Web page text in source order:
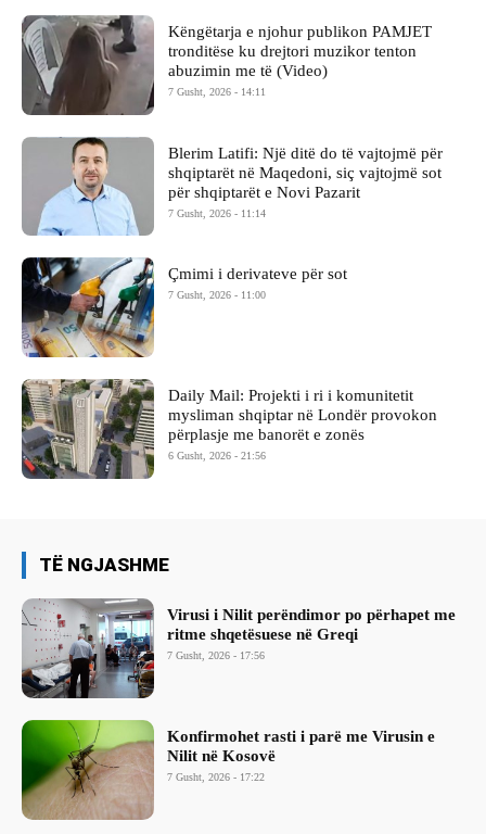
Këngëtarja e njohur publikon PAMJET
tronditëse ku drejtori muzikor tenton
abuzimin me të (Video)
7 Gusht, 2026 - 14:11
Blerim Latifi: Një ditë do të vajtojmë për
shqiptarët në Maqedoni, siç vajtojmë sot
për shqiptarët e Novi Pazarit
7 Gusht, 2026 - 11:14
Çmimi i derivateve për sot
7 Gusht, 2026 - 11:00
Daily Mail: Projekti i ri i komunitetit
mysliman shqiptar në Londër provokon
përplasje me banorët e zonës
6 Gusht, 2026 - 21:56
TË NGJASHME
Virusi i Nilit perëndimor po përhapet me
ritme shqetësuese në Greqi
7 Gusht, 2026 - 17:56
Konfirmohet rasti i parë me Virusin e
Nilit në Kosovë
7 Gusht, 2026 - 17:22